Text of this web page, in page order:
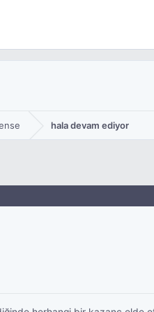
hala devam ediyor